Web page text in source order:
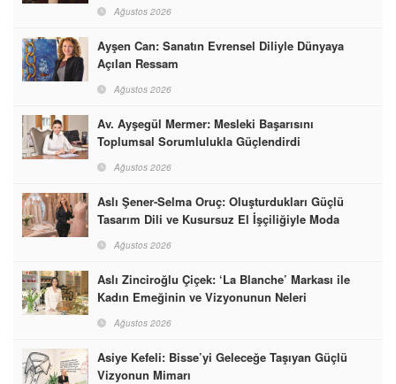
Ağustos 2026
Ayşen Can: Sanatın Evrensel Diliyle Dünyaya
Açılan Ressam
Ağustos 2026
Av. Ayşegül Mermer: Mesleki Başarısını
Toplumsal Sorumlulukla Güçlendirdi
Ağustos 2026
Aslı Şener-Selma Oruç: Oluşturdukları Güçlü
Tasarım Dili ve Kusursuz El İşçiliğiyle Moda
Dünyasına İmzalarını Attılar
Ağustos 2026
Aslı Zinciroğlu Çiçek: ‘La Blanche’ Markası ile
Kadın Emeğinin ve Vizyonunun Neleri
Başarabileceğinin En Güzel Örneğini Sunuyor
Ağustos 2026
Asiye Kefeli: Bisse’yi Geleceğe Taşıyan Güçlü
Vizyonun Mimarı